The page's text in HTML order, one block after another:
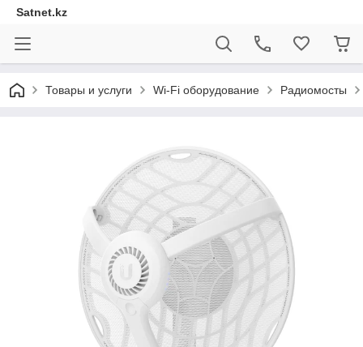
Satnet.kz
Товары и услуги Wi-Fi оборудование Радиомосты